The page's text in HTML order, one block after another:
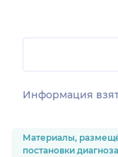
Информация
Материалы,
постановки